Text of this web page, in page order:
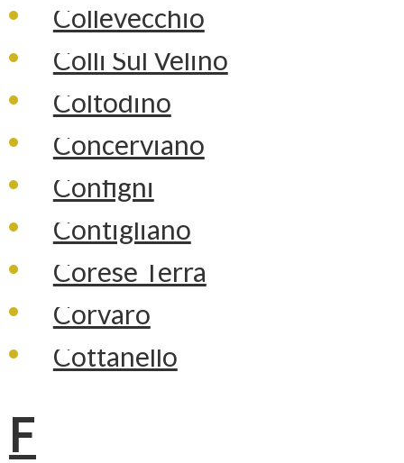
Collevecchio
Colli Sul Velino
Coltodino
Concerviano
Configni
Contigliano
Corese Terra
Corvaro
Cottanello
F